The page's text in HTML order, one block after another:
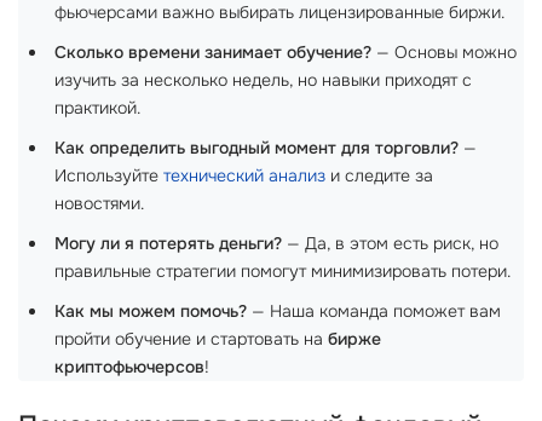
фьючерсами важно выбирать лицензированные биржи.
Сколько времени занимает обучение? — Основы можно
изучить за несколько недель, но навыки приходят с
практикой.
Как определить выгодный момент для торговли? —
Используйте технический анализ и следите за
новостями.
Могу ли я потерять деньги? — Да, в этом есть риск, но
правильные стратегии помогут минимизировать потери.
Как мы можем помочь? — Наша команда поможет вам
пройти обучение и стартовать на бирже
криптофьючерсов!